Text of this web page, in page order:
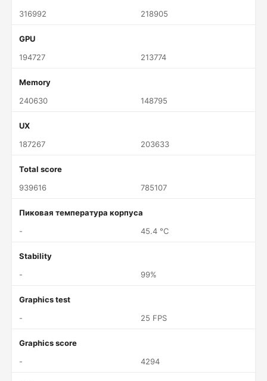
316992
218905
GPU
194727
213774
Memory
240630
148795
UX
187267
203633
Total score
939616
785107
Пиковая температура корпуса
-
45.4 °C
Stability
-
99%
Graphics test
-
25 FPS
Graphics score
-
4294